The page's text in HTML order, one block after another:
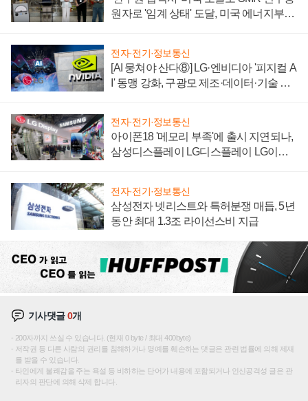
원자로 '임계 상태' 도달, 미국 에너지부
전자·전기·정보통신
[AI 뭉쳐야 산다⑧] LG·엔비디아 '피지컬 A
I' 동맹 강화, 구광모 제조·데이터·기술 결
전자·전기·정보통신
아이폰18 '메모리 부족'에 출시 지연되나,
삼성디스플레이 LG디스플레이 LG이노
전자·전기·정보통신
삼성전자 넷리스트와 특허분쟁 매듭, 5년
동안 최대 1.3조 라이선스비 지급
기사댓글0개
200자까지 쓰실 수 있습니다. (현재 0 byte / 최대 400byte)
저작권 등 다른 사람의 권리를 침해하거나 명예를 훼손하는 댓글은 관련 법률에 의해 제재
를 받을 수 있습니다.
타인에게 불쾌감을 주는 욕설 등 비하하는 단어가 내용에 포함되거나 인신공격성 글은 관
리자의 판단에 의해 삭제 합니다.